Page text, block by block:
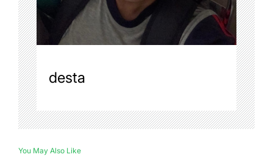
desta
You May Also Like